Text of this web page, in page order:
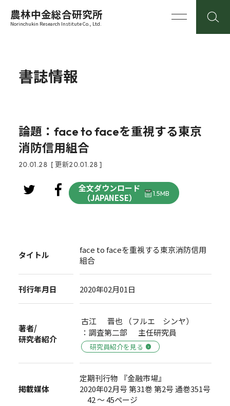
農林中金総合研究所
Norinchukin Research Institute Co., Ltd.
書誌情報
論題：face to faceを重視する東京
消防信用組合
20.01.28 [ 更新20.01.28 ]
全文ダウンロード
（JAPANESE）
1.5MB
タイトル
face to faceを重視する東京消防信用
組合
刊行年月日 2020年02月01日
著者/
研究者紹介
古江 晋也 （フルエ シンヤ）
：調査第二部 主任研究員
研究員紹介を見る
掲載媒体
定期刊行物 『金融市場』
2020年02月号 第31巻 第2号 通巻351号
42 ～ 45ページ